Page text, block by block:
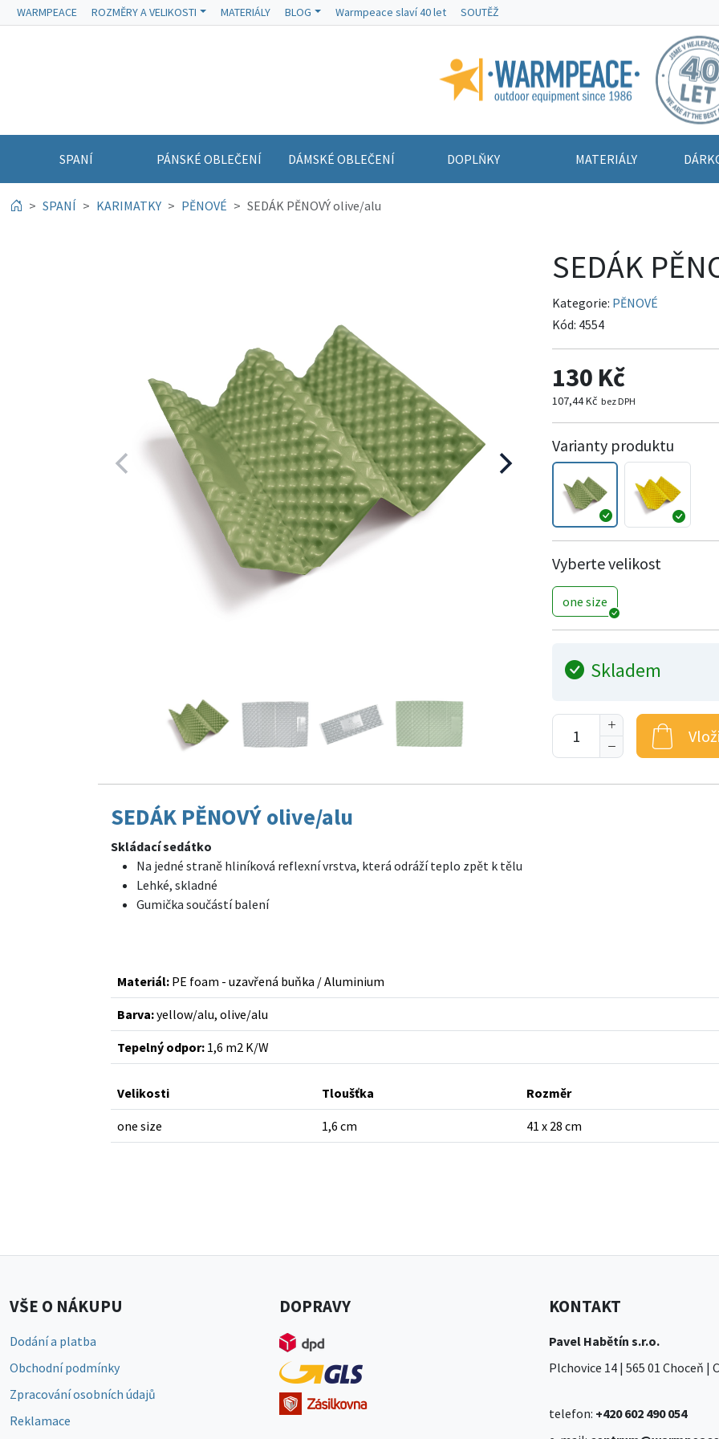
WARMPEACE ROZMĚRY A VELIKOSTI MATERIÁLY BLOG Warmpeace slaví 40 let SOUTĚŽ
Warmpeace
SPANÍ PÁNSKÉ OBLEČENÍ DÁMSKÉ OBLEČENÍ DOPLŇKY MATERIÁLY
SPANÍ KARIMATKY PĚNOVÉ SEDÁK PĚNOVÝ olive/alu
SEDÁK
Kategorie: PĚNOVÉ
Kód: 4554
130 Kč
107,44 Kč bez DPH
Varianty produktu
Vyberte velikost
one size
Skladem
SEDÁK PĚNOVÝ olive/alu
Skládací sedátko
Na jedné straně hliníková reflexní vrstva, která odráží teplo zpět k tělu
Lehké, skladné
Gumička součástí balení
Materiál: PE foam - uzavřená buňka / Aluminium
Barva:yellow/alu, olive/alu
Tepelný odpor: 1,6 m2 K/W
Velikosti Tloušťka Rozměr
one size 1,6 cm 41 x 28 cm
VŠE O NÁKUPU
Dodání a platba
Obchodní podmínky
Zpracování osobních údajů
Reklamace
DOPRAVY KONTAKT
Pavel Habětín s.r.o.
Plchovice 14 | 565 01 Choceň |
telefon: +420 602 490 054